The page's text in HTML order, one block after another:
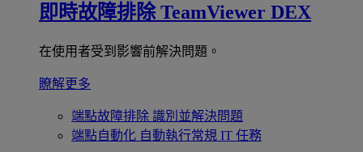
即時故障排除 TeamViewer DEX
在使用者受到影響前解決問題。
瞭解更多
端點故障排除 識別並解決問題
端點自動化 自動執行常規 IT 任務